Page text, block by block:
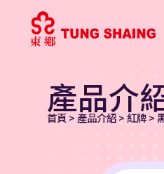
產品介
首頁 > 產品介紹>紅牌>